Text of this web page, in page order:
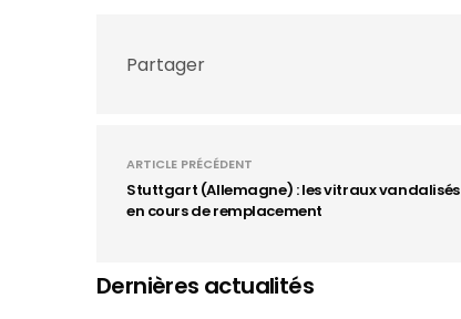
Partager
ARTICLE PRÉCÉDENT
Stuttgart (Allemagne) : les vitraux vandalisés
en cours de remplacement
Dernières actualités